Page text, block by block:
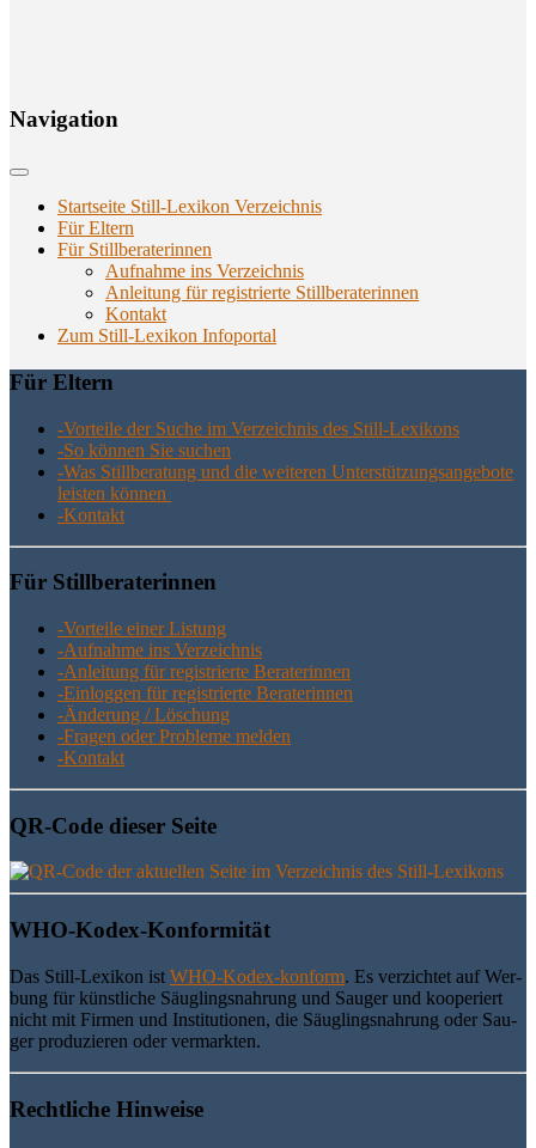
Navi­ga­ti­on
Startseite Still-Lexikon Verzeichnis
Für Eltern
Für Stillberaterinnen
Aufnahme ins Verzeichnis
Anlei­tung für regis­trier­te Stillberaterinnen
Kon­takt
Zum Still-Lexikon Infoportal
Für Eltern
-Vor­tei­le der Suche im Ver­zeich­nis des Still-Lexikons
-So kön­nen Sie suchen
-Was Still­be­ra­tung und die wei­te­ren Unter­stüt­zungs­an­ge­bo­te
leis­ten können
-Kon­takt
Für Still­be­ra­te­rin­nen
-Vor­tei­le einer Listung
-Auf­nah­me ins Verzeichnis
-Anlei­tung für regis­trier­te Beraterinnen
-Ein­log­gen für regis­trier­te Beraterinnen
-Ände­rung / Löschung
-Fra­gen oder Pro­ble­me melden
-Kon­takt
QR-Code die­ser Seite
WHO-Kodex-Kon­for­mi­tät
Das Still-Lexi­kon ist WHO-Kodex-kon­form. Es ver­zich­tet auf Wer­
bung für künst­li­che Säug­lings­nah­rung und Sau­ger und koope­riert
nicht mit Fir­men und Insti­tu­tio­nen, die Säug­lings­nah­rung oder Sau­
ger pro­du­zie­ren oder vermarkten.
Recht­li­che Hinweise